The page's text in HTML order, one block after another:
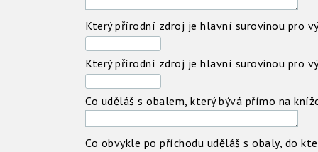
Který přírodní zdroj je hlavní surovinou pro
Který přírodní zdroj je hlavní surovinou pro
Co uděláš s obalem, který bývá přímo na
Co obvykle po příchodu uděláš s obaly, do